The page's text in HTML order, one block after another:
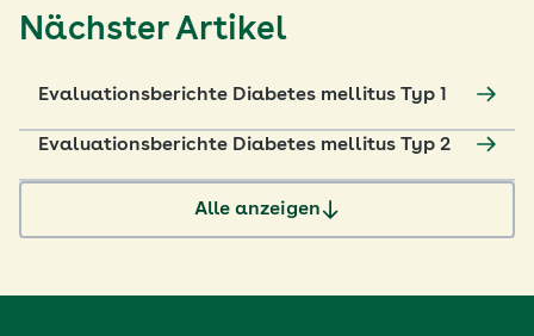
Nächster Artikel
Evaluationsberichte Diabetes mellitus Typ 1
Evaluationsberichte Diabetes mellitus Typ 2
Alle anzeigen